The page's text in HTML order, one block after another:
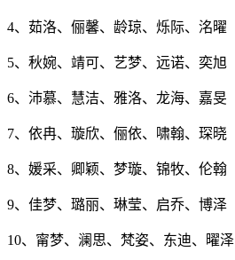
4、茹洛、俪馨、龄琼、烁际、洺曜
5、秋婉、靖可、艺梦、远诺、奕旭
6、沛慕、慧洁、雅洛、龙海、嘉旻
7、依冉、璇欣、俪依、啸翰、琛晓
8、媛采、卿颖、梦璇、锦牧、伦翰
9、佳梦、璐丽、琳莹、启乔、博泽
10、甯梦、澜思、梵姿、东迪、曜泽